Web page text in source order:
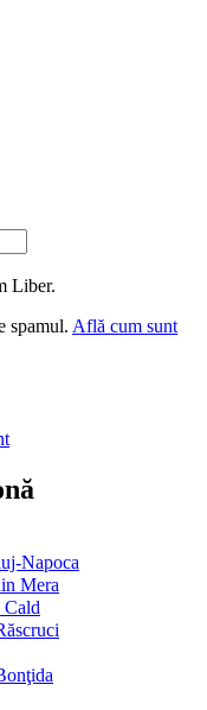
Liber.
spamul. Află cum sunt
Napoca
Mera
Cald